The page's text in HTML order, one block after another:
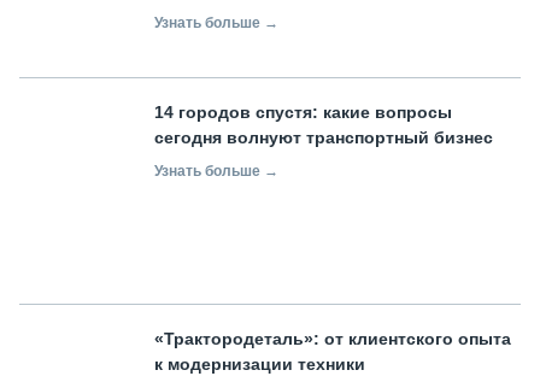
Узнать больше →
14 городов спустя: какие вопросы
сегодня волнуют транспортный бизнес
Узнать больше →
«Трактородеталь»: от клиентского опыта
к модернизации техники